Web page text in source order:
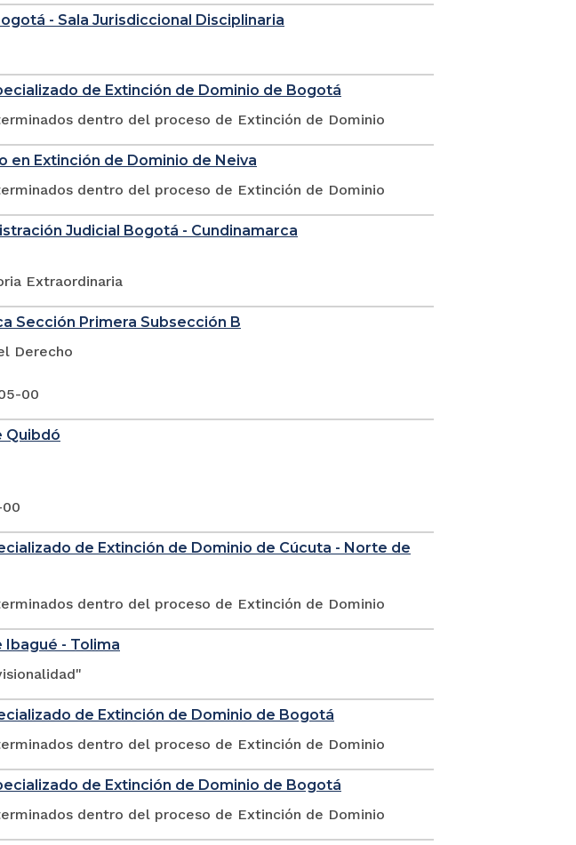
- Sala Jurisdiccional Disciplinaria
de Extinción de Dominio de Bogotá
dentro del proceso de Extinción de Dominio
en Extinción de Dominio de Neiva
dentro del proceso de Extinción de Dominio
Judicial Bogotá - Cundinamarca
Extraordinaria
Sección Primera Subsección B
Derecho
00
Quibdó
00
de Extinción de Dominio de Cúcuta - Norte de
dentro del proceso de Extinción de Dominio
- Tolima
de Extinción de Dominio de Bogotá
dentro del proceso de Extinción de Dominio
de Extinción de Dominio de Bogotá
dentro del proceso de Extinción de Dominio